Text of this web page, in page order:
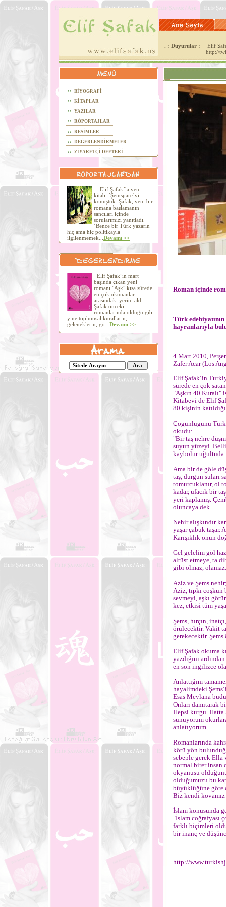
. : Duyurular :
Elif
http://
BİYOGRAFİ
KİTAPLAR
YAZILAR
RÖPORTAJLAR
RESİMLER
DEĞERLENDİRMELER
ZİYARETÇİ DEFTERİ
Elif Şafak´la yeni
kitabı ´Şemspare´yi
konuştuk. Şafak, yeni bir
romana başlamanın
sancıları içinde
sorularımızı yanıtladı.
´Bence bir Türk yazarın
hiç ama hiç politikayla
ilgilenmemek... Devamı >>
Elif Şafak´ın mart
başında çıkan yeni
romanı "Aşk" kısa sürede
en çok okunanlar
arasındaki yerini aldı.
Şafak önceki
romanlarında olduğu gibi
yine toplumsal kuralların,
geleneklerin, gö... Devamı >>
Roman içinde
Türk
hayranlarıyla
4 Mart 2010,
Zafer Acar (Los
Elif Şafak´in
sürede en çok
"Aşkın 40 Kuralı"
Kitabevi de Elif
80 kişinin
Çogunlugunu
okudu:
"Bir taş nehre
suyun yüzeyi. Belli
kaybolur
Ama bir de göle
taş, durgun suları
tomurcuklanır, ol
kadar, ufacık bir
yeri kaplamış.
oluncaya dek.
Nehir alışkındır
yaşar çabuk taşar.
Karışıklık onun
Gel gelelim göl
altüst etmeye, ta
gibi olmaz, olamaz.
Aziz ve Şems
Aziz, tıpkı coşkun
sevmeyi, aşkı
kez, etkisi tüm
Şems, hırçın,
örülecektir. Vakit
gerekecektir.
Elif Şafak okuma
yazdığını
en son ingilizce
Anlattığım
hayalimdeki
Esas Mevlana
Onları damıtarak
Hepsi kurgu. Hatta
sunuyorum
anlatıyorum.
Romanlarında
kötü yön
sebeple gerek Ella
normal birer insan
okyanusu
olduğumuzu bu
büyüklüğüne göre
Biz kendi
İslam konusunda
"İslam coğrafyası
farklı biçimleri
bir inanç ve
http://